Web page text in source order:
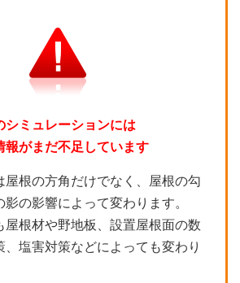
シミュレーションには
報がまだ不足しています
屋根の方角だけでなく、屋根の勾
の影響によって変わります。
屋根材や野地板、設置屋根面の数
、塩害対策などによっても変わり